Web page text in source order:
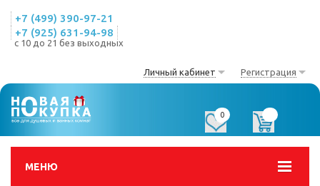
+7 (499) 390-97-21
+7 (925) 631-94-98
с 10 до 21 без выходных
Личный кабинет Регистрация
МЕНЮ
0